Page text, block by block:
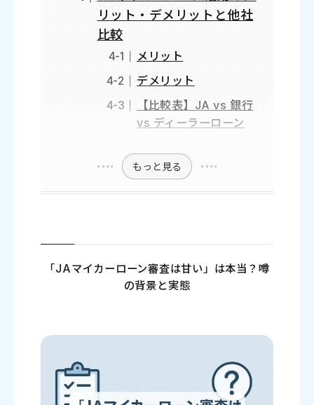
リット・デメリットと他社
比較
メリット
デメリット
【比較表】JA vs 銀行
vs ディーラーローン
もっと見る
「JAマイカーローン審査は甘い」は本当？噂
の背景と実態